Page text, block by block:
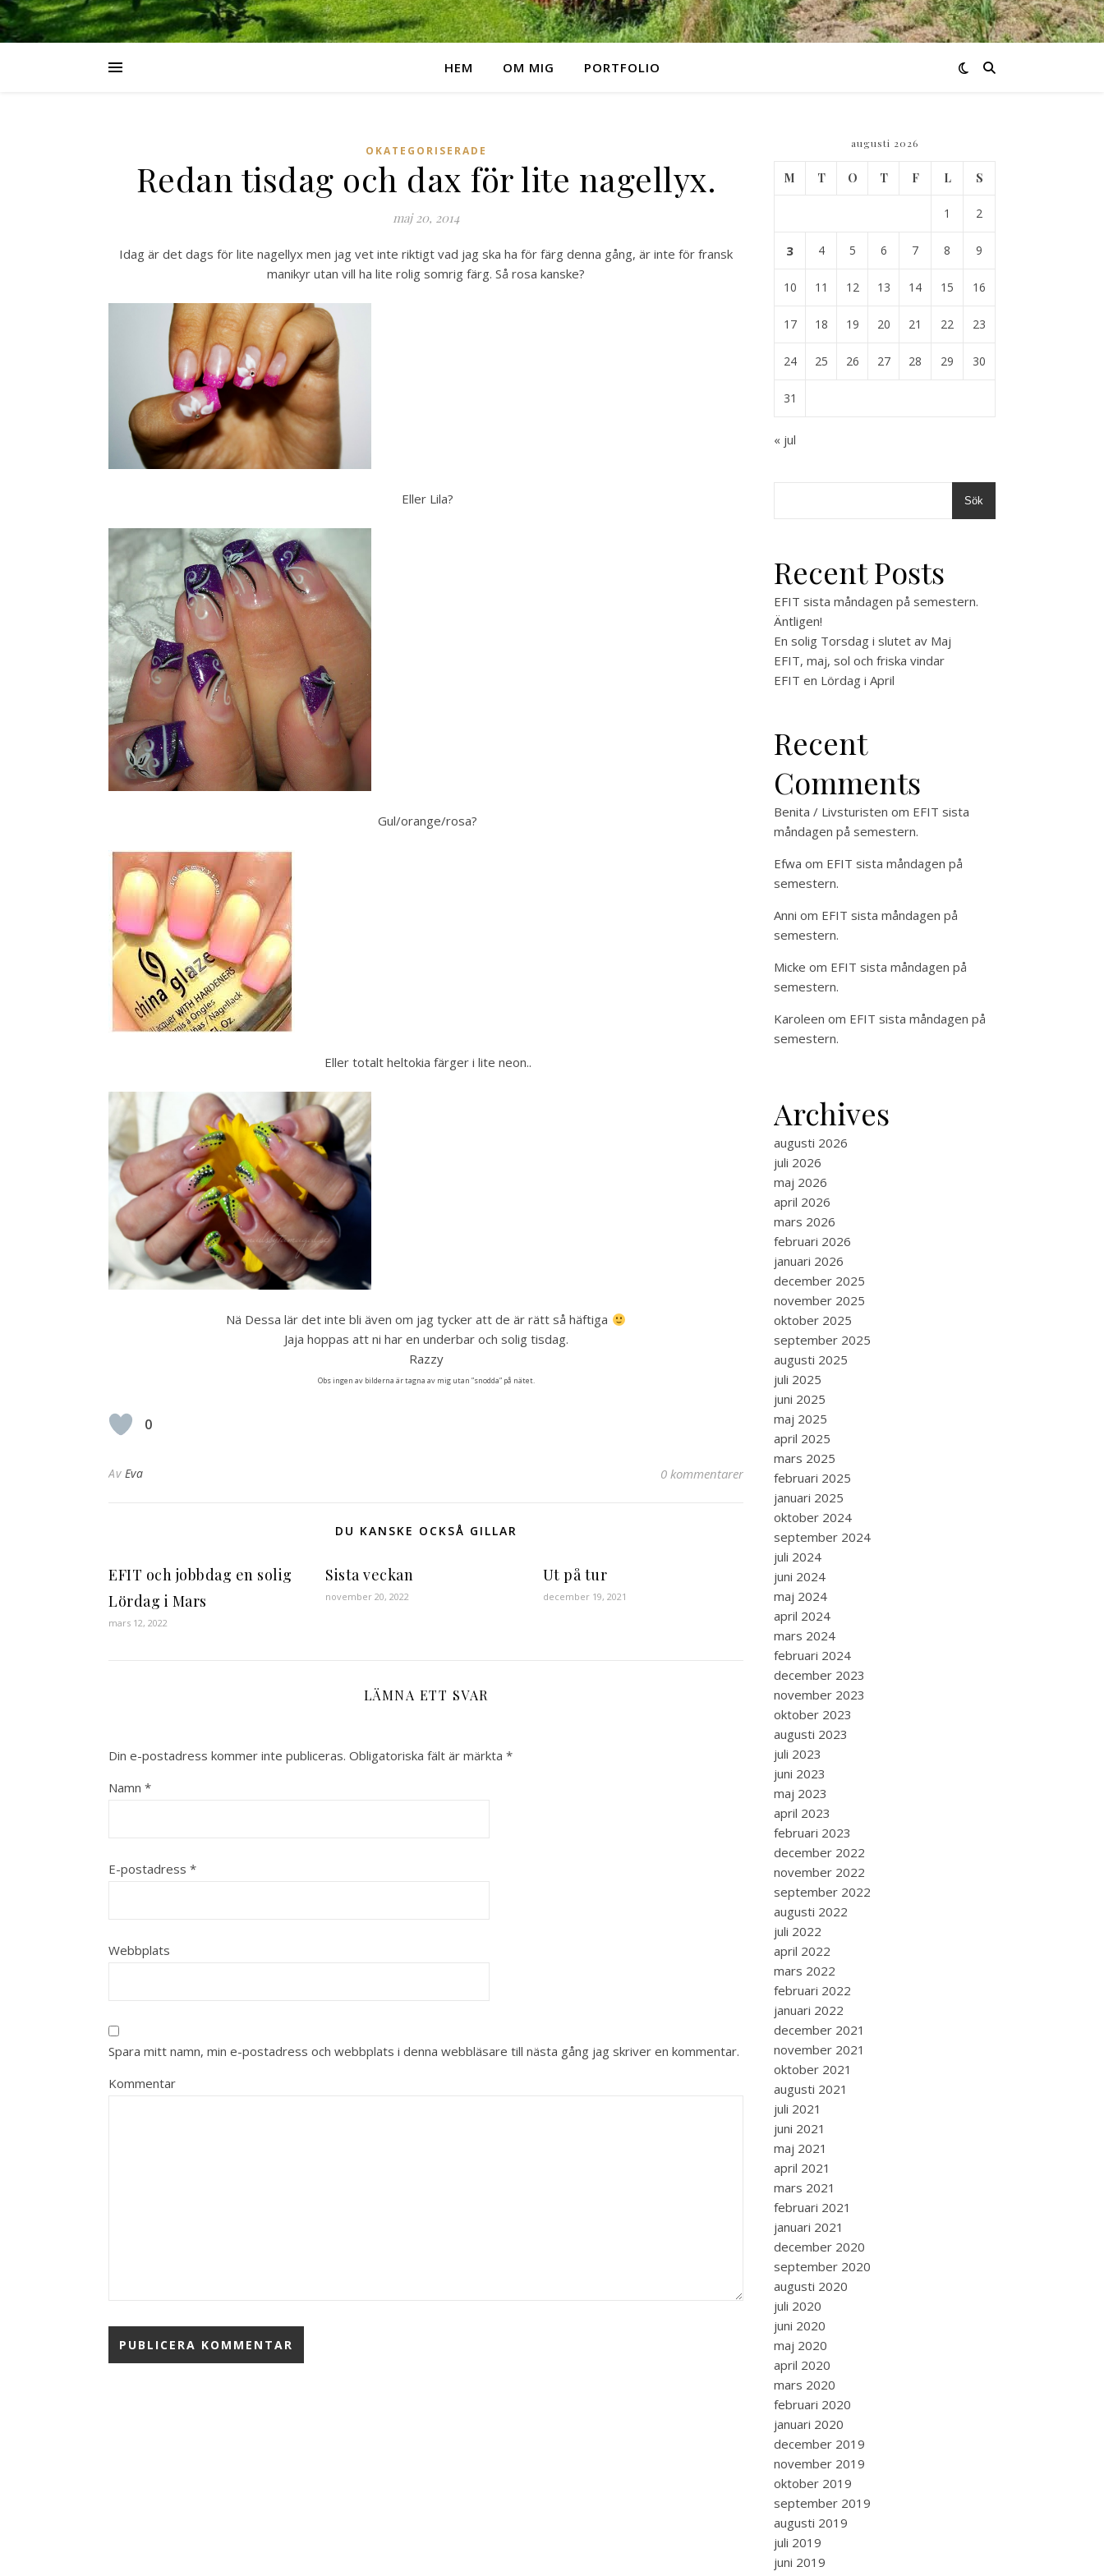
HEM OM MIG PORTFOLIO
OKATEGORISERADE
Redan tisdag och dax för lite nagellyx.
maj 20, 2014
Idag är det dags för lite nagellyx men jag vet inte riktigt vad jag ska ha för färg denna gång, är inte för fransk
manikyr utan vill ha lite rolig somrig färg. Så rosa kanske?
Eller Lila?
Gul/orange/rosa?
Eller totalt heltokia färger i lite neon..
Nä Dessa lär det inte bli även om jag tycker att de är rätt så häftiga
Jaja hoppas att ni har en underbar och solig tisdag.
Razzy
Obs ingen av bilderna är tagna av mig utan ”snodda” på nätet.
0
Av Eva 0 kommentarer
DU KANSKE OCKSÅ GILLAR
EFIT och jobbdag en solig
Lördag i Mars
mars 12, 2022
Sista veckan
november 20, 2022
Ut på tur
december 19, 2021
LÄMNA ETT SVAR
Din e-postadress kommer inte publiceras. Obligatoriska fält är märkta *
Namn *
E-postadress *
Webbplats
Spara mitt namn, min e-postadress och webbplats i denna webbläsare till nästa gång jag skriver en kommentar.
Kommentar
augusti 2026
M T O T F L S
1 2
3 4 5 6 7 8 9
10 11 12 13 14 15 16
17 18 19 20 21 22 23
24 25 26 27 28 29 30
31
« jul
Sök
Recent Posts
EFIT sista måndagen på semestern.
Äntligen!
En solig Torsdag i slutet av Maj
EFIT, maj, sol och friska vindar
EFIT en Lördag i April
Recent
Comments
Benita / Livsturisten om EFIT sista
måndagen på semestern.
Efwa om EFIT sista måndagen på
semestern.
Anni om EFIT sista måndagen på
semestern.
Micke om EFIT sista måndagen på
semestern.
Karoleen om EFIT sista måndagen på
semestern.
Archives
augusti 2026
juli 2026
maj 2026
april 2026
mars 2026
februari 2026
januari 2026
december 2025
november 2025
oktober 2025
september 2025
augusti 2025
juli 2025
juni 2025
maj 2025
april 2025
mars 2025
februari 2025
januari 2025
oktober 2024
september 2024
juli 2024
juni 2024
maj 2024
april 2024
mars 2024
februari 2024
december 2023
november 2023
oktober 2023
augusti 2023
juli 2023
juni 2023
maj 2023
april 2023
februari 2023
december 2022
november 2022
september 2022
augusti 2022
juli 2022
april 2022
mars 2022
februari 2022
januari 2022
december 2021
november 2021
oktober 2021
augusti 2021
juli 2021
juni 2021
maj 2021
april 2021
mars 2021
februari 2021
januari 2021
december 2020
september 2020
augusti 2020
juli 2020
juni 2020
maj 2020
april 2020
mars 2020
februari 2020
januari 2020
december 2019
november 2019
oktober 2019
september 2019
augusti 2019
juli 2019
juni 2019